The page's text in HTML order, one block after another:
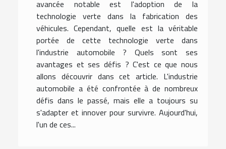
avancée notable est l'adoption de la
technologie verte dans la fabrication des
véhicules. Cependant, quelle est la véritable
portée de cette technologie verte dans
l'industrie automobile ? Quels sont ses
avantages et ses défis ? C'est ce que nous
allons découvrir dans cet article. L'industrie
automobile a été confrontée à de nombreux
défis dans le passé, mais elle a toujours su
s'adapter et innover pour survivre. Aujourd'hui,
l'un de ces...